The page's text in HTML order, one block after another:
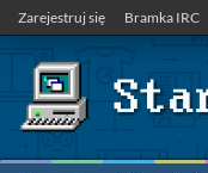
Zarejestruj się Bramka IRC